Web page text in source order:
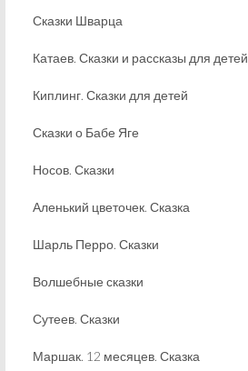
Сказки Шварца
Катаев. Сказки и рассказы для детей
Киплинг. Сказки для детей
Сказки о Бабе Яге
Носов. Сказки
Аленький цветочек. Сказка
Шарль Перро. Сказки
Волшебные сказки
Сутеев. Сказки
Маршак. 12 месяцев. Сказка